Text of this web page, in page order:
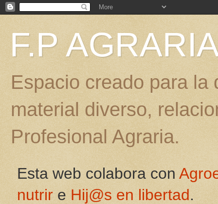
F.P
Espacio creado para
material diverso,
Profesional Agraria.
Esta web colabora con
nutrir e Hij@s en libertad.